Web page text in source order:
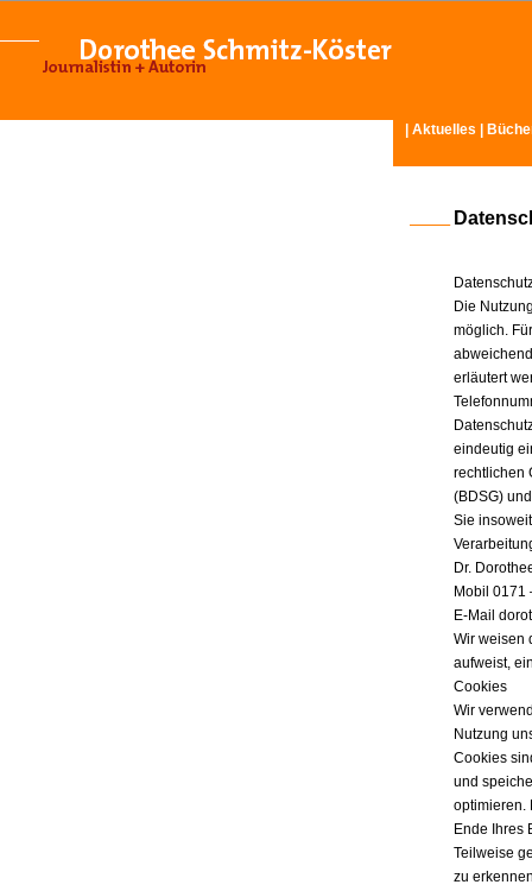
Aktuelles
Die
möglich.
erläutert
eindeutig
rechtlichen
(BDSG)
Sie
Dr.
Mobil 0171
E-Mail
Wir weisen
aufweist,
Cookies
Wir
Nutzung
Cookies
und
optimieren.
Ende Ihres
Teilweise
zu